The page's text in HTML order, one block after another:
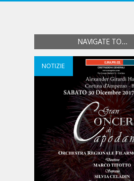
NAVIGATE TO...
NOTIZIE